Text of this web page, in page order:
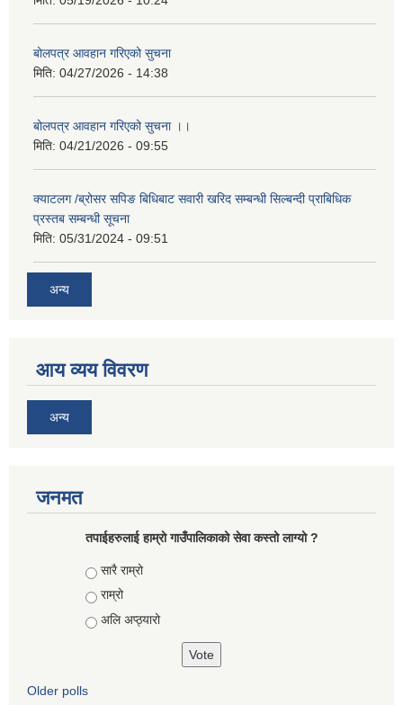
बोलपत्र आवहान गरिएको सुचना
मिति: 04/27/2026 - 14:38
बोलपत्र आवहान गरिएको सुचना ।।
मिति: 04/21/2026 - 09:55
क्याटलग /ब्रोसर सपिङ बिधिबाट सवारी खरिद सम्बन्धी सिल्बन्दी प्राबिधिक
प्रस्तब सम्बन्धी सूचना
मिति: 05/31/2024 - 09:51
अन्य
आय व्यय विवरण
अन्य
जनमत
तपाईहरुलाई हाम्रो गाउँपालिकाको सेवा कस्तो लाग्यो ?
Choices
सारै राम्रो
राम्रो
अलि अप्ठ्यारो
Older polls